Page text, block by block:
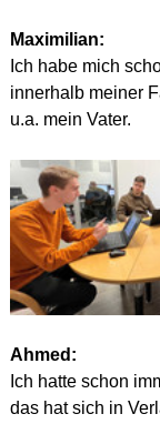
Maximilian:
Ich habe mich
innerhalb meiner
u.a. mein Vater.
Ahmed:
Ich hatte schon
das hat sich in